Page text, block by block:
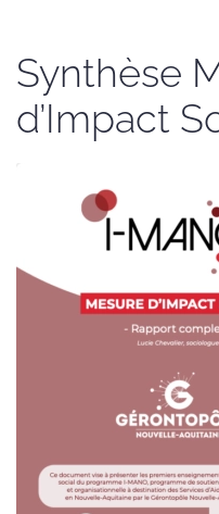
Synthèse
d’Impact